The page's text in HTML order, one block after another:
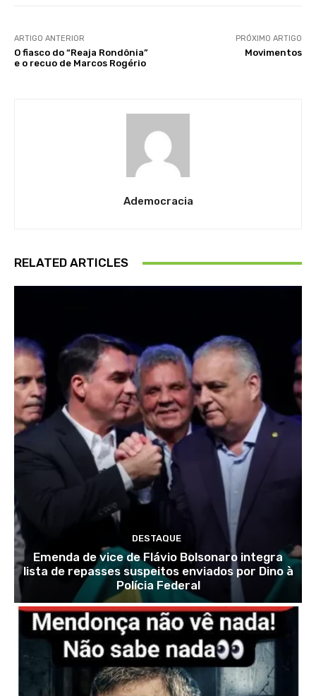
ARTIGO ANTERIOR
O fiasco do “Reaja Rondônia”
e o recuo de Marcos Rogério
PRÓXIMO ARTIGO
Movimentos
Ademocracia
RELATED ARTICLES
DESTAQUE
Emenda de vice de Flávio Bolsonaro integra
lista de repasses suspeitos enviados por Dino à
Polícia Federal